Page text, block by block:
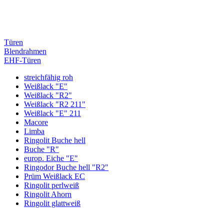
Türen
Blendrahmen
EHF-Türen
streichfähig roh
Weißlack "E"
Weißlack "R2"
Weißlack "R2 211"
Weißlack "E" 211
Macore
Limba
Ringolit Buche hell
Buche "R"
europ. Eiche "E"
Ringodor Buche hell "R2"
Prüm Weißlack EC
Ringolit perlweiß
Ringolit Ahorn
Ringolit glattweiß